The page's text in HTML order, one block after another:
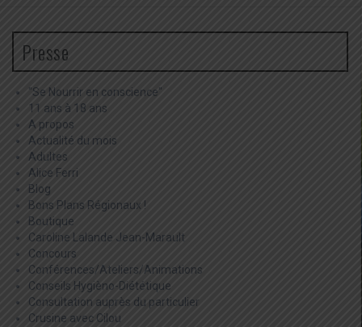
Presse
"Se Nourrir en conscience"
11 ans à 18 ans
A propos
Actualité du mois
Adultes
Alice Ferri
Blog
Bons Plans Régionaux !
Boutique
Caroline Lalande Jean-Marault
Concours
Conférences/Ateliers/Animations
Conseils Hygièno-Diététique
Consultation auprès du particulier
Crusine avec Cilou